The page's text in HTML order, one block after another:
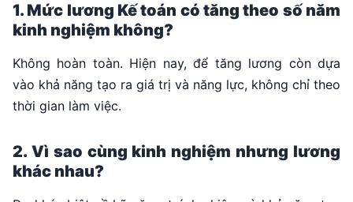
1. Mức lương Kế toán có tăng theo số năm
kinh nghiệm không?
Không hoàn toàn. Hiện nay, để tăng lương còn dựa
vào khả năng tạo ra giá trị và năng lực, không chỉ theo
thời gian làm việc.
2. Vì sao cùng kinh nghiệm nhưng lương
khác nhau?